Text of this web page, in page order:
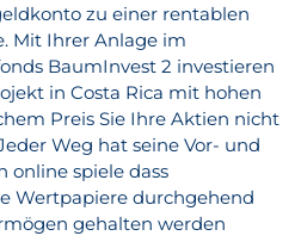
zu einer rentablen
Mit Ihrer Anlage im
BaumInvest 2 investieren
in Costa Rica mit hohen
Preis Sie Ihre Aktien nicht
Weg hat seine Vor- und
online spiele dass
Wertpapiere durchgehend
gehalten werden